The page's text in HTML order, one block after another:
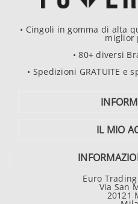
• Cingoli in gomma di alta
miglior
• 80+ diversi
• Spedizioni GRATUITE e
IL MIO
Euro
Via San
20121